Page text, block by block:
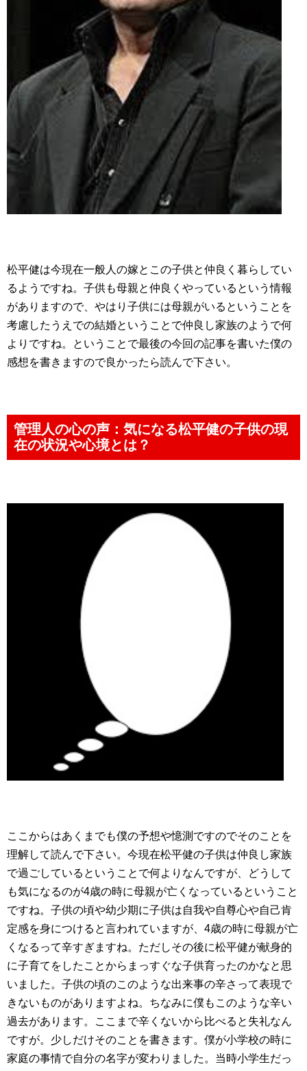
松平健は今現在一般人の嫁とこの子供と仲良く暮らしてい
るようですね。子供も母親と仲良くやっているという情報
がありますので、やはり子供には母親がいるということを
考慮したうえでの結婚ということで仲良し家族のようで何
よりですね。ということで最後の今回の記事を書いた僕の
感想を書きますので良かったら読んで下さい。
管理人の心の声：気になる松平健の子供の現
在の状況や心境とは？
ここからはあくまでも僕の予想や憶測ですのでそのことを
理解して読んで下さい。今現在松平健の子供は仲良し家族
で過ごしているということで何よりなんですが、どうして
も気になるのが4歳の時に母親が亡くなっているということ
ですね。子供の頃や幼少期に子供は自我や自尊心や自己肯
定感を身につけると言われていますが、4歳の時に母親が亡
くなるって辛すぎますね。ただしその後に松平健が献身的
に子育てをしたことからまっすぐな子供育ったのかなと思
いました。子供の頃のこのような出来事の辛さって表現で
きないものがありますよね。ちなみに僕もこのような辛い
過去があります。ここまで辛くないから比べると失礼なん
ですが。少しだけそのことを書きます。僕が小学校の時に
家庭の事情で自分の名字が変わりました。当時小学生だっ